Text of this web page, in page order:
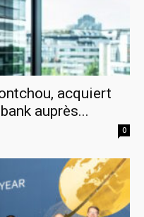
acquiert
auprès...
0